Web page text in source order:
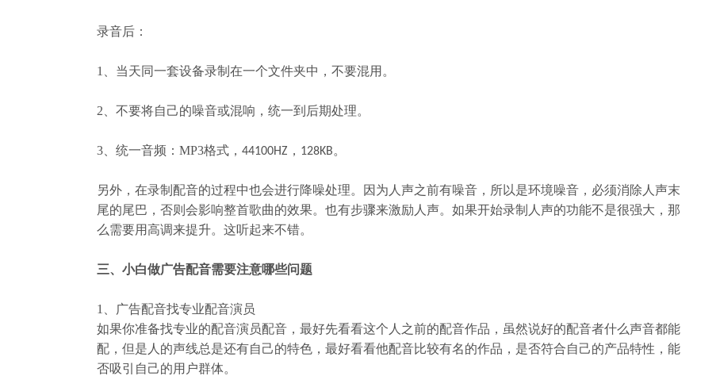
录音后：
1 当天同一套设备录制在一个文件夹中，不要混用。
2 不要将自己的噪音或混响，统一到后期处理。
3 统一音频： MP3格式， 44100HZ ， 128KB。
另外，在录制配音的过程中也会进行降噪处理。因为人声之前有噪音，所以是环境噪音，必须消除人声末
尾的尾巴，否则会影响整首歌曲的效果。也有步骤来激励人声。如果开始录制人声的功能不是很强大，那
么需要用高调来提升。这听起来不错。
三、小白做广告配音需要注意哪些问题
1
、广告配音找专业配音演员
如果你准备找专业的配音演员配音，最好先看看这个人之前的配音作品，虽然说好的配音者什么声音都能
配，但是人的声线总是还有自己的特色，最好看看他配音比较有名的作品，是否符合自己的产品特性，能
否吸引自己的用户群体。